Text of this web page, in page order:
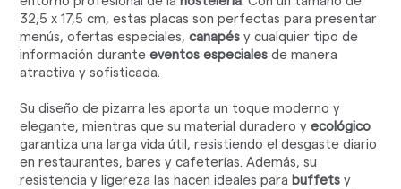
32,5 x 17,5 cm, estas placas son perfectas para presentar
menús, ofertas especiales,canapés y cualquier tipo de
información duranteeventos especiales de manera
atractiva y sofisticada.
Su diseño de pizarra les aporta un toque moderno y
elegante, mientras que su material duradero yecológico
garantiza una larga vida útil, resistiendo el desgaste diario
en restaurantes, bares y cafeterías. Además, su
resistencia y ligereza las hacen ideales para buffets y